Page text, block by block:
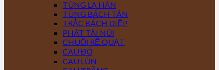
TÙNG LA HÁN
TÙNG BÁCH TÁN
TRẮC BÁCH DIỆP
PHÁT TÀI NÚI
CHUỐI RẼ QUẠT
CAU ĐỎ
CAU LÙN